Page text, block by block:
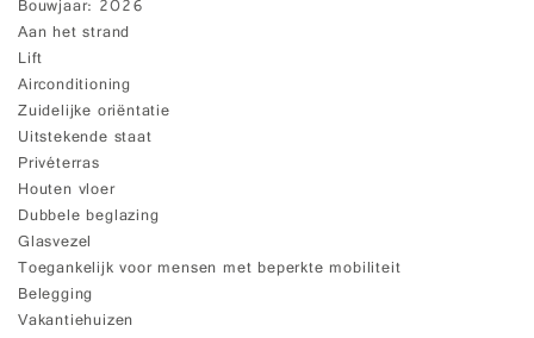
Bouwjaar 2026
Aan het strand
Lift
Airconditioning
Zuidelijke oriëntatie
Uitstekende staat
Privéterras
Houten vloer
Dubbele beglazing
Glasvezel
Toegankelijk voor mensen met beperkte mobiliteit
Belegging
Vakantiehuizen